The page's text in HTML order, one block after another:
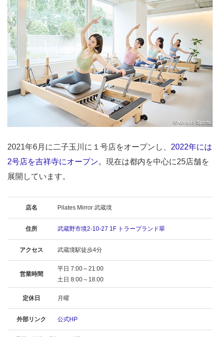
2021年6月に二子玉川に１号店をオープンし、 2022年には
2号店を吉祥寺にオープン。現在は都内を中心に25店舗を
展開しています。
店名 Pilates Mirror 武蔵境
住所 武蔵野市境2-10-27 1F トラープランド翠
アクセス 武蔵境駅徒歩4分
営業時間
平日 7:00～21:00
土日 8:00～18:00
定休日 月曜
外部リンク 公式HP